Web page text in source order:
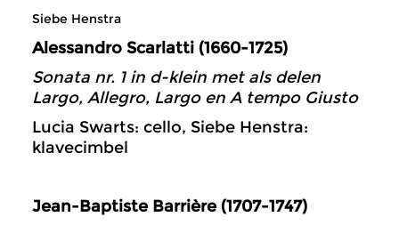
Siebe Henstra
Alessandro Scarlatti (1660-1725)
Sonata nr. 1 in d-klein met als delen
Largo, Allegro, Largo en A tempo Giusto
Lucia Swarts: cello, Siebe Henstra:
klavecimbel
Jean-Baptiste Barrière (1707-1747)